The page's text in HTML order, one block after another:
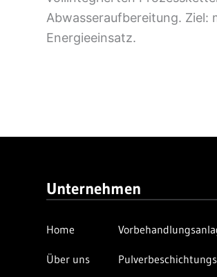
Abwasseraufbereitung. Ziel:
Energieeinsatz.
Unternehmen
Home
Über uns